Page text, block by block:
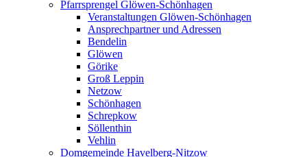
Pfarrsprengel Glöwen-Schönhagen
Veranstaltungen Glöwen-Schönhagen
Ansprechpartner und Adressen
Bendelin
Glöwen
Görike
Groß Leppin
Netzow
Schönhagen
Schrepkow
Söllenthin
Vehlin
Domgemeinde Havelberg-Nitzow